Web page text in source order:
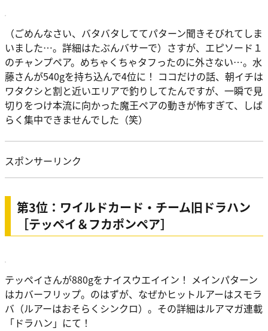
（ごめんなさい、バタバタしててパターン聞きそびれてしま
いました…。詳細はたぶんバサーで）さすが、エピソード１
のチャンプペア。めちゃくちゃタフったのに外さない…。水
藤さんが540gを持ち込んで4位に！ ココだけの話、朝イチは
ワタクシと割と近いエリアで釣りしてたんですが、一瞬で見
切りをつけ本流に向かった魔王ペアの動きが怖すぎて、しば
らく集中できませんでした（笑）
スポンサーリンク
第3位：ワイルドカード・チーム旧ドラハン
［テッペイ＆フカポンペア］
テッペイさんが880gをナイスウエイイン！ メインパターン
はカバーフリップ。のはずが、なぜかヒットルアーはスモラ
バ（ルアーはおそらくシンクロ）。その詳細はルアマガ連載
「ドラハン」にて！